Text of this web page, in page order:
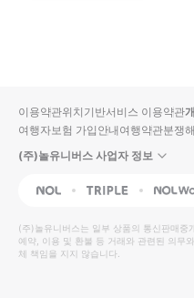
입니
다.
높
은
순
동
영
상
순
상
이용약관위치기반서비스 이용약관
여행자보험 가입안내여행약관분쟁
(주)놀유니버스 사업자 정보
NOL Triple
(주)놀유니버스는 일부 상품의 통신판매중
예약, 이용 및 환불 등 거래와 관련된 의무
체 책임을 지지 않습니다.